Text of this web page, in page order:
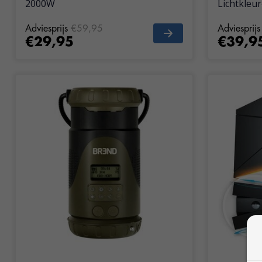
2000W
Adviesprijs €59,95
€29,95
Adviesprijs